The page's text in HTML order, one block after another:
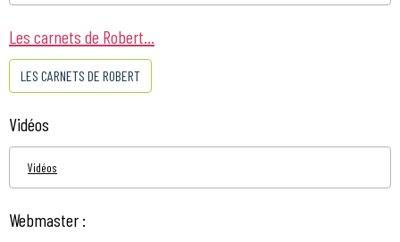
Les carnets de Robert...
LES CARNETS DE ROBERT
Vidéos
Vidéos
Webmaster :